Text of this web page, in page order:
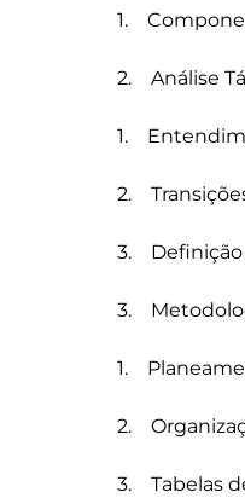
1.
2.    Análise
1.
2.
3.
3.
1.
2.
3.